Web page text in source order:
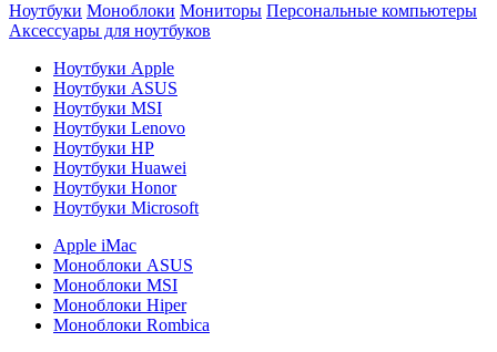
Ноутбуки Моноблоки Мониторы Персональные компьютеры
Аксессуары для ноутбуков
Ноутбуки Apple
Ноутбуки ASUS
Ноутбуки MSI
Ноутбуки Lenovo
Ноутбуки HP
Ноутбуки Huawei
Ноутбуки Honor
Ноутбуки Microsoft
Apple iMac
Моноблоки ASUS
Моноблоки MSI
Моноблоки Hiper
Моноблоки Rombica